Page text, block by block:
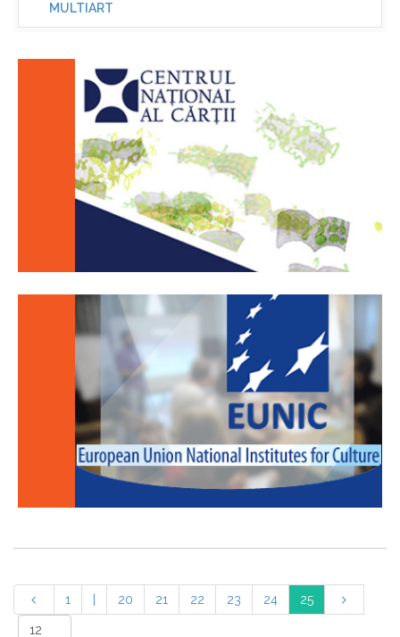
MULTIART
1 20 21 22 23 24 25